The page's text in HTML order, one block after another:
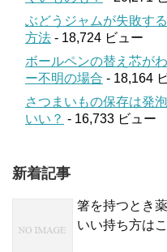
ぶどうジャムが失敗す
方法 - 18,724 ビュー
ボールペンの替え芯が
ー不明の場合 - 18,164
さつまいもの保存は発
いい？ - 16,733 ビュー
新着記事
箸を持つとき
いい持ち方は